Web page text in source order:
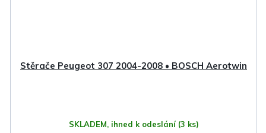
Stěrače Peugeot 307 2004-2008 • BOSCH Aerotwin
SKLADEM, ihned k odeslání (3 ks)